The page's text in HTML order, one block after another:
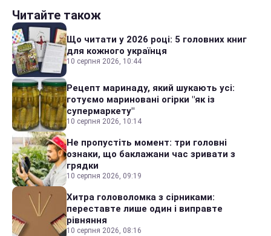
Читайте також
Що читати у 2026 році: 5 головних книг
для кожного українця
10 серпня 2026, 10:44
Рецепт маринаду, який шукають усі:
готуємо мариновані огірки "як із
супермаркету"
10 серпня 2026, 10:14
Не пропустіть момент: три головні
ознаки, що баклажани час зривати з
грядки
10 серпня 2026, 09:19
Хитра головоломка з сірниками:
переставте лише один і виправте
рівняння
10 серпня 2026, 08:16